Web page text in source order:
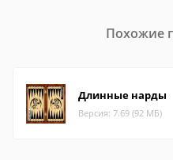
Похожие
Длинные нарды
Версия: 7.69 (92 МБ)